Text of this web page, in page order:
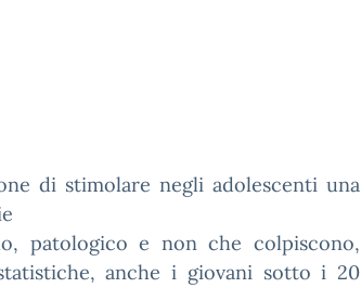
di stimolare negli adolescenti una
patologico e non che colpiscono,
anche i giovani sotto i 20